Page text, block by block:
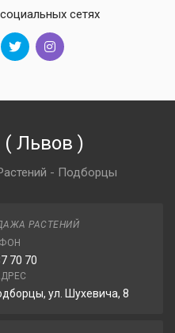
сетях
( Львов )
- Подборцы
РАСТЕНИЙ
70 70
ул. Шухевича, 8